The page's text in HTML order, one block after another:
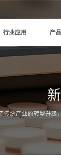
行业应用 产
统产业的转型升级